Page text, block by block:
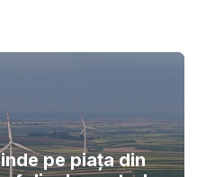
pe piața din